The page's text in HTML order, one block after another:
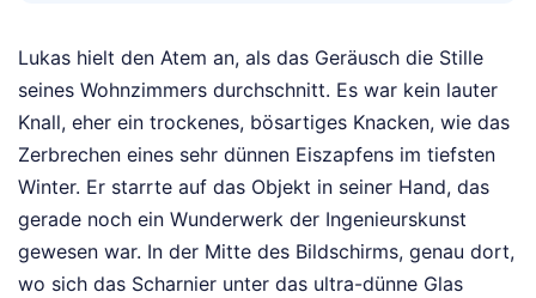
Lukas hielt den Atem an, als das Geräusch die Stille
seines Wohnzimmers durchschnitt. Es war kein lauter
Knall, eher ein trockenes, bösartiges Knacken, wie das
Zerbrechen eines sehr dünnen Eiszapfens im tiefsten
Winter. Er starrte auf das Objekt in seiner Hand, das
gerade noch ein Wunderwerk der Ingenieurskunst
gewesen war. In der Mitte des Bildschirms, genau dort,
wo sich das Scharnier unter das ultra-dünne Glas